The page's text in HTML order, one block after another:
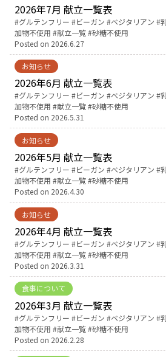
2026年7月 献立一覧表
Tags:
グルテンフリー ビーガン ベジタリアン
加物不使用
献立一覧 砂糖不使用
Posted on 2026.6.27
お知らせ
2026年6月 献立一覧表
Tags:
グルテンフリー ビーガン ベジタリアン
加物不使用
献立一覧 砂糖不使用
Posted on 2026.5.31
お知らせ
2026年5月 献立一覧表
Tags:
グルテンフリー ビーガン ベジタリアン
加物不使用
献立一覧 砂糖不使用
Posted on 2026.4.30
お知らせ
2026年4月 献立一覧表
Tags:
グルテンフリー ビーガン ベジタリアン
加物不使用
献立一覧 砂糖不使用
Posted on 2026.3.31
食事について
2026年3月 献立一覧表
Tags:
グルテンフリー ビーガン ベジタリアン
加物不使用
献立一覧 砂糖不使用
Posted on 2026.2.28
親と子の結びつき
予防接種
‘さんルーム’ でさまざま
遠方にお住まいで当院での出産
医師プロフィ
English Page